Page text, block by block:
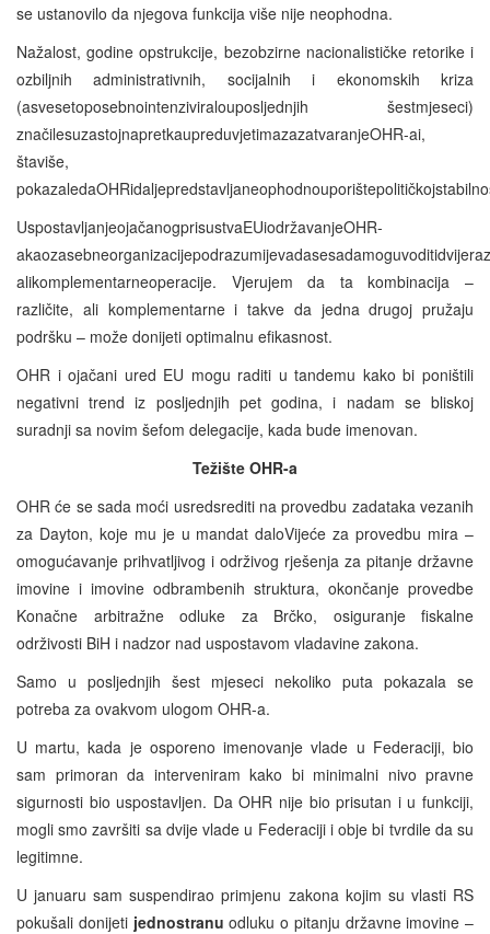
se ustanovilo da njegova funkcija više nije neophodna.
Nažalost, godine opstrukcije, bezobzirne nacionalističke retorike i
ozbiljnih administrativnih, socijalnih i ekonomskih kriza
(asvesetoposebnointenziviralouposljednjih šestmjeseci)
značilesuzastojnapretkaupreduvjetimazazatvaranjeOHR-ai,
štaviše,
UspostavljanjeojačanogprisustvaEUiodržavanjeOHR-
alikomplementarneoperacije. Vjerujem da ta kombinacija –
različite, ali komplementarne i takve da jedna drugoj pružaju
podršku – može donijeti optimalnu efikasnost.
OHR i ojačani ured EU mogu raditi u tandemu kako bi poništili
negativni trend iz posljednjih pet godina, i nadam se bliskoj
suradnji sa novim šefom delegacije, kada bude imenovan.
Težište OHR-a
OHR će se sada moći usredsrediti na provedbu zadataka vezanih
za Dayton, koje mu je u mandat daloVijeće za provedbu mira –
omogućavanje prihvatljivog i održivog rješenja za pitanje državne
imovine i imovine odbrambenih struktura, okončanje provedbe
Konačne arbitražne odluke za Brčko, osiguranje fiskalne
održivosti BiH i nadzor nad uspostavom vladavine zakona.
Samo u posljednjih šest mjeseci nekoliko puta pokazala se
potreba za ovakvom ulogom OHR-a.
U martu, kada je osporeno imenovanje vlade u Federaciji, bio
sam primoran da interveniram kako bi minimalni nivo pravne
sigurnosti bio uspostavljen. Da OHR nije bio prisutan i u funkciji,
mogli smo završiti sa dvije vlade u Federaciji i obje bi tvrdile da su
legitimne.
U januaru sam suspendirao primjenu zakona kojim su vlasti RS
pokušali donijeti jednostranu odluku o pitanju državne imovine –